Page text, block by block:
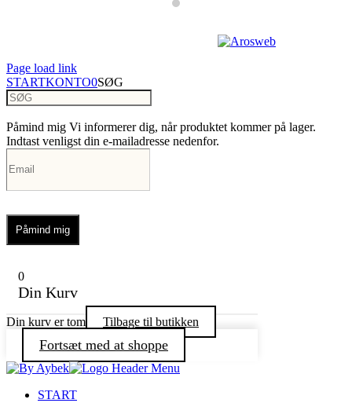
Page load link
STARTKONTO0SØG
Påmind mig Vi informerer dig, når produktet kommer på lager.
Indtast venligst din e-mailadresse nedenfor.
Påmind mig
0
Din Kurv
Din kurv er tom Tilbage til butikken
Fortsæt med at shoppe
START